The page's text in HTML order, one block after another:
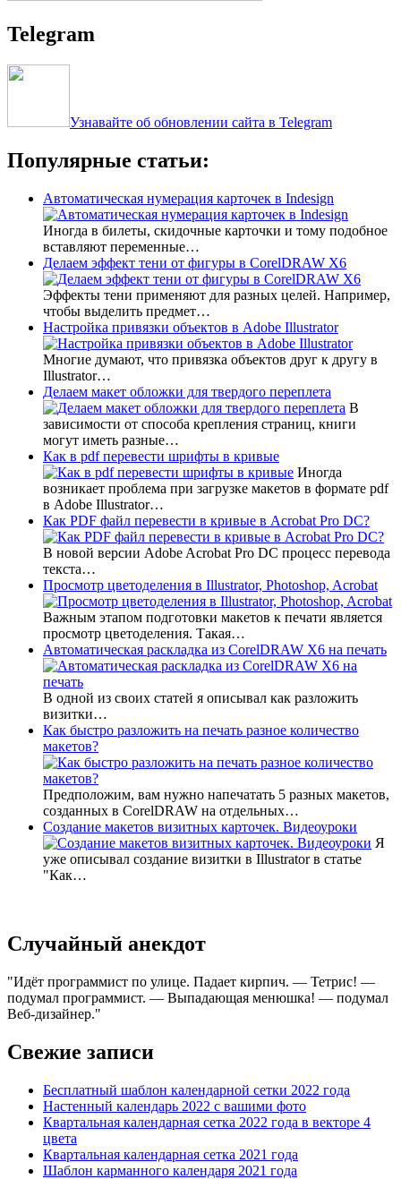
Telegram
Узнавайте об обновлении сайта в Telegram
Популярные статьи:
Автоматическая нумерация карточек в Indesign
Иногда в билеты, скидочные карточки и тому подобное
вставляют переменные…
Делаем эффект тени от фигуры в CorelDRAW X6
Эффекты тени применяют для разных целей. Например,
чтобы выделить предмет…
Настройка привязки объектов в Adobe Illustrator
Многие думают, что привязка объектов друг к другу в
Illustrator…
Делаем макет обложки для твердого переплета
В
зависимости от способа крепления страниц, книги
могут иметь разные…
Как в pdf перевести шрифты в кривые
Иногда
возникает проблема при загрузке макетов в формате pdf
в Adobe Illustrator…
Как PDF файл перевести в кривые в Acrobat Pro DC?
В новой версии Adobe Acrobat Pro DC процесс перевода
текста…
Просмотр цветоделения в Illustrator, Photoshop, Acrobat
Важным этапом подготовки макетов к печати является
просмотр цветоделения. Такая…
Автоматическая раскладка из CorelDRAW X6 на печать
В одной из своих статей я описывал как разложить
визитки…
Как быстро разложить на печать разное количество
макетов?
Предположим, вам нужно напечатать 5 разных макетов,
созданных в CorelDRAW на отдельных…
Создание макетов визитных карточек. Видеоуроки
Я
уже описывал создание визитки в Illustrator в статье
"Как…
Случайный анекдот
Идёт программист по улице. Падает кирпич. — Тетрис! —
подумал программист. — Выпадающая менюшка! — подумал
Веб-дизайнер.
Свежие записи
Бесплатный шаблон календарной сетки 2022 года
Настенный календарь 2022 с вашими фото
Квартальная календарная сетка 2022 года в векторе 4
цвета
Квартальная календарная сетка 2021 года
Шаблон карманного календаря 2021 года